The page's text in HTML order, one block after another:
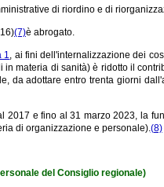
di riordino e di
(7)è abrogato.
1, ai fini dell'internalizzazione dei
in materia di sanità) è ridotto il
da adottare entro trenta giorni
2017 e fino al 31 marzo 2023, la
di organizzazione e personale).(8)
del Consiglio regionale)